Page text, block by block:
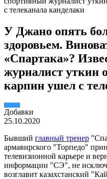
с телеканала канделаки
У Джано опять
здоровьем.
«Спартака»?
журналист уткин
карпин ушел с
Добавки
25.10.2020
Бывший главный тренер
армавирского "Торпедо"
телевизионной карьере и
информации "СЭ", не
возглавит казахстанский